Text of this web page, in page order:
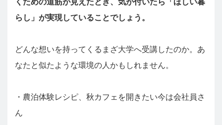
らし」が実現していることでしょう。
どんな想いを持ってくるまざ大学へ受講したのか。あ
なたと似たような環境の人かもしれません。
・農泊体験レシピ、秋カフェを開きたい今は会社員さ
ん